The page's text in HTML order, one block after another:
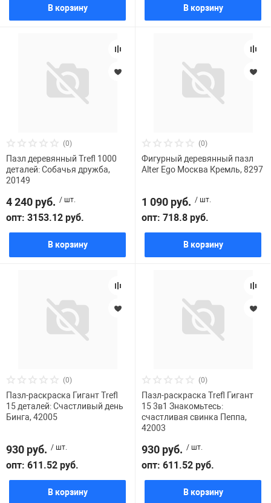
В корзину В корзину
(0)
Пазл деревянный Trefl 1000
деталей: Собачья дружба,
20149
4 240 руб. / шт.
опт: 3153.12 руб.
В корзину
(0)
Фигурный деревянный пазл
Alter Ego Москва Кремль, 8297
1 090 руб. / шт.
опт: 718.8 руб.
В корзину
(0)
Пазл-раскраска Гигант Trefl
15 деталей: Счастливый день
Бинга, 42005
930 руб. / шт.
опт: 611.52 руб.
В корзину
(0)
Пазл-раскраска Trefl Гигант
15 3в1 Знакомьтесь:
счастливая свинка Пеппа,
42003
930 руб. / шт.
опт: 611.52 руб.
В корзину